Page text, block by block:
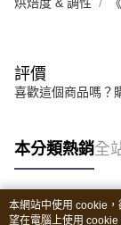
評價
喜歡這個商品嗎？
本分類熱銷全
熱門標籤
本網站中使用 cookie
望在電腦上使用